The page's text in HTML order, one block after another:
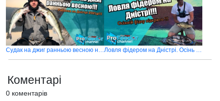
Судак на джиг ранньою весною на Дністрі 2021 Ловля фідером на Дністрі. Осінь 2020
Коментарі
0 коментарів